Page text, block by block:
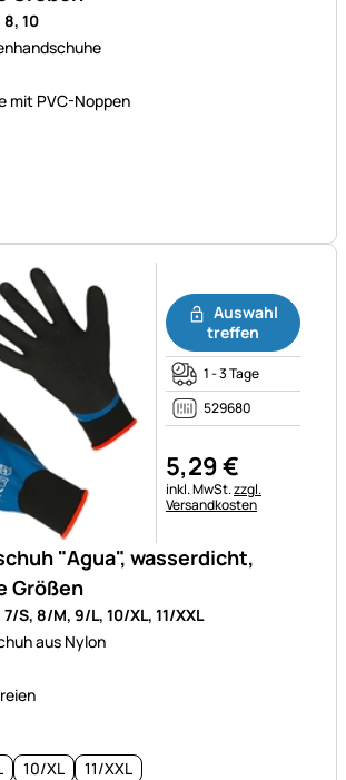
10
mit PVC-Noppen
"Agua", wasserdicht,
Größen
S, 8/M, 9/L, 10/XL, 11/XXL
aus Nylon
10/XL 11/XXL
Auswahl
treffen
1 - 3 Tage
529680
5,29€
Steuerhinweis:
inkl. MwSt.zzgl.
Versandkosten